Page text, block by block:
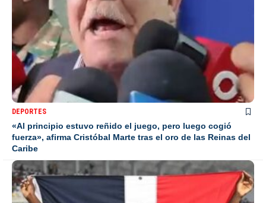
DEPORTES
«Al principio estuvo reñido el juego, pero luego cogió
fuerza», afirma Cristóbal Marte tras el oro de las Reinas del
Caribe